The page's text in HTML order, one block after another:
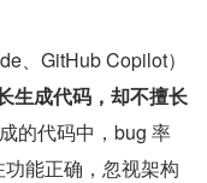
、GitHub Copilot）
生成代码，却不擅长
的代码中，bug 率
能正确，忽视架构